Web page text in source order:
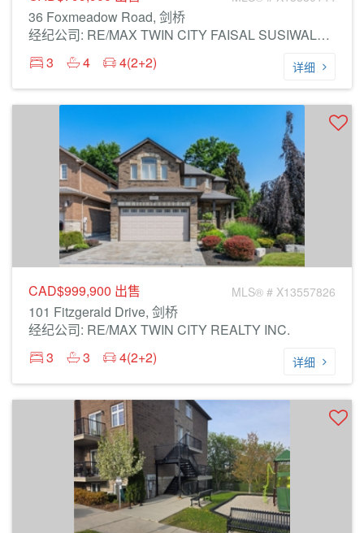
36 Foxmeadow Road, 剑桥
经纪公司: RE/MAX TWIN CITY FAISAL SUSIWALA REALTY
3
4 4(2+2) 详细
CAD$999,900 出售 MLS® # X13557826
101 Fitzgerald Drive, 剑桥
经纪公司: RE/MAX TWIN CITY REALTY INC.
3
3 4(2+2) 详细